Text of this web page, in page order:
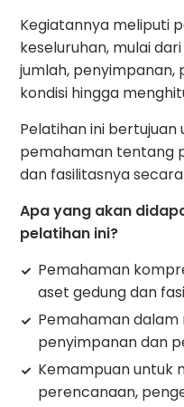
Kegiatannya meliputi
keseluruhan, mulai
jumlah,
kondisi hingga
Pelatihan ini
pemahaman tentang
dan fasilitasnya
Apa yang akan
pelatihan ini?
Pemahaman
aset gedung dan
Pemahaman
penyimpanan dan
Kemampuan untuk
perencanaan,